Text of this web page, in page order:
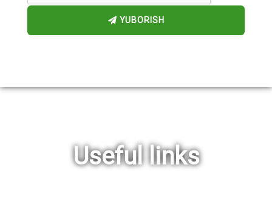
YUBORISH
Useful links